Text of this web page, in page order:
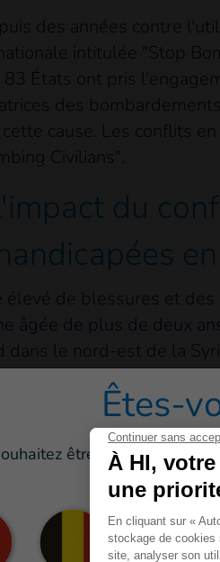
des années contre
intitulée "Stop
États ont pris
des
cause. Les conflits
Civilians".
du
élevé de blessures et
âgée de plus de deux
dans le nord-est de la
de prix, les baisses
à leurs besoins
conflit, avec un
19, le choléra, les
la malnutrition, sont
le tremblement de
de morts et de
Êtes-
être redirigé vers